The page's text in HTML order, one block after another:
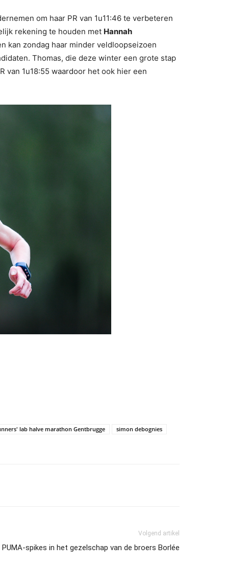
om haar PR van 1u11:46 te verbeteren
rekening te houden met Hannah
kan zondag haar minder veldloopseizoen
Thomas, die deze winter een grote stap
van 1u18:55 waardoor het ook hier een
lab halve marathon Gentbrugge
simon debognies
Volgend artikel
spikes in het gezelschap van de broers Borlée